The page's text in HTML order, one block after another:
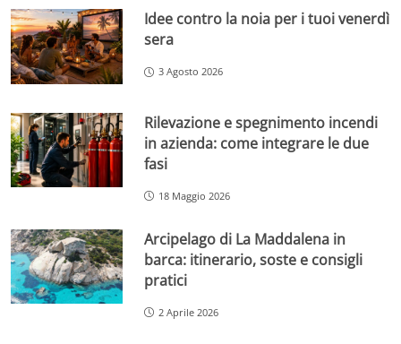
Idee contro la noia per i tuoi venerdì
sera
3 Agosto 2026
Rilevazione e spegnimento incendi
in azienda: come integrare le due
fasi
18 Maggio 2026
Arcipelago di La Maddalena in
barca: itinerario, soste e consigli
pratici
2 Aprile 2026